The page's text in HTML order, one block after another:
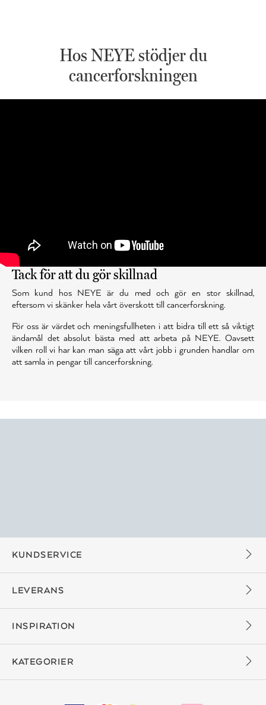
Hos NEYE stödjer du
cancerforskningen
Tack för att du gör skillnad
Som kund hos NEYE är du med och gör en stor skillnad,
eftersom vi skänker hela vårt överskott till cancerforskning.
För oss är värdet och meningsfullheten i att bidra till ett så viktigt
ändamål det absolut bästa med att arbeta på NEYE. Oavsett
vilken roll vi har kan man säga att vårt jobb i grunden handlar om
att samla in pengar till cancerforskning.
KUNDSERVICE
LEVERANS
INSPIRATION
KATEGORIER